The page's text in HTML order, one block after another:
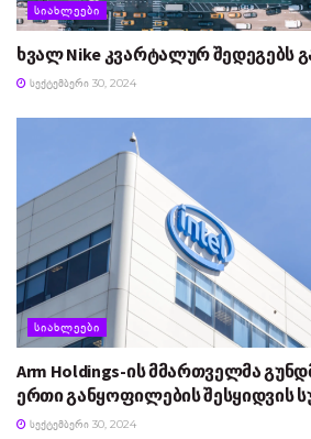
ᲡᲘᲐᲮᲚᲔᲔᲑᲘ
ხვალ Nike კვარტალურ შედეგებს
ᲡᲔᲥᲢᲔᲛᲑᲔᲠᲘ 30, 2024
ᲡᲘᲐᲮᲚᲔᲔᲑᲘ
Arm Holdings-ის მმართველმა
ერთი განყოფილების შესყიდვის
ᲡᲔᲥᲢᲔᲛᲑᲔᲠᲘ 30, 2024